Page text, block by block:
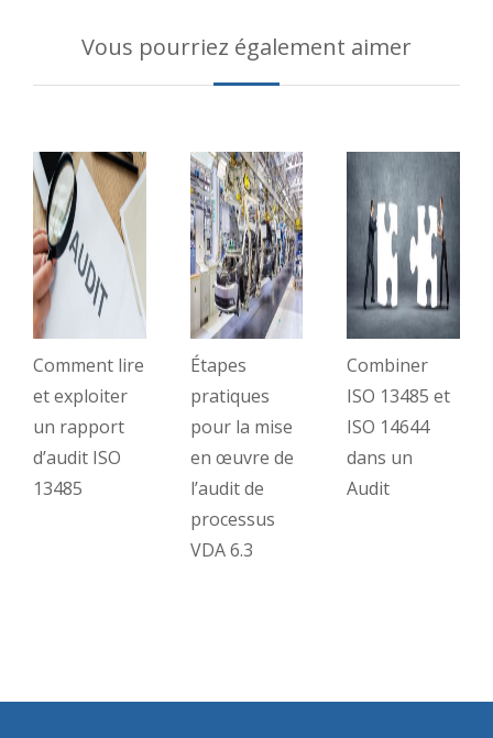
Vous pourriez également aimer
Comment lire
et exploiter
un rapport
d’audit ISO
13485
Étapes
pratiques
pour la mise
en œuvre de
l’audit de
processus
VDA 6.3
Combiner
ISO 13485 et
ISO 14644
dans un
Audit